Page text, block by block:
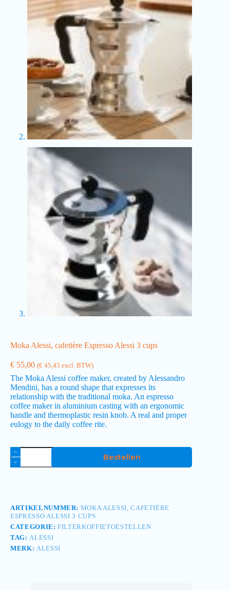
Moka Alessi, cafetière Espresso Alessi 3 cups
€ 55,00 (€ 45,45 excl. BTW)
The Moka Alessi coffee maker, created by Alessandro
Mendini, has a round shape that expresses its
relationship with the traditional moka. An espresso
coffee maker in aluminium casting with an ergonomic
handle and thermoplastic resin knob. A real and proper
eulogy to the daily coffee rite.
Bestellen
ARTIKELNUMMER: MOKA ALESSI, CAFETIÈRE
ESPRESSO ALESSI 3 CUPS
CATEGORIE:FILTERKOFFIETOESTELLEN
TAG: ALESSI
MERK: ALESSI